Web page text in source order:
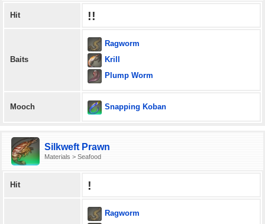
Hit !!
Baits
Ragworm
Krill
Plump Worm
Mooch Snapping Koban
Silkweft Prawn
Materials > Seafood
Hit !
Ragworm